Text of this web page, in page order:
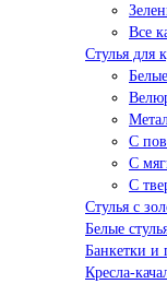
Все
Стулья для
С
С
С
Стулья с
Белые
Банкетки и
Кресла-